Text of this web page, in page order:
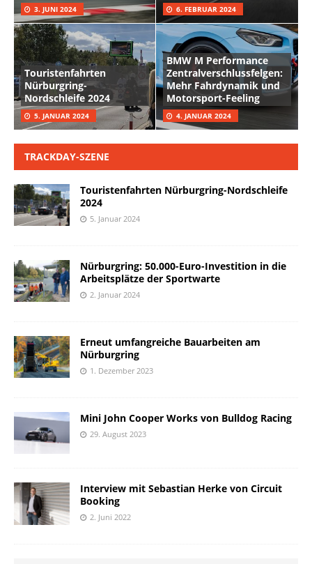
3. JUNI 2024 6. FEBRUAR 2024
Touristenfahrten
Nürburgring-
Nordschleife 2024
5. JANUAR 2024
BMW M Performance
Zentralverschlussfelgen:
Mehr Fahrdynamik und
Motorsport-Feeling
4. JANUAR 2024
TRACKDAY-SZENE
Touristenfahrten Nürburgring-Nordschleife
2024
5. Januar 2024
Nürburgring: 50.000-Euro-Investition in die
Arbeitsplätze der Sportwarte
2. Januar 2024
Erneut umfangreiche Bauarbeiten am
Nürburgring
1. Dezember 2023
Mini John Cooper Works von Bulldog Racing
29. August 2023
Interview mit Sebastian Herke von Circuit
Booking
2. Juni 2022